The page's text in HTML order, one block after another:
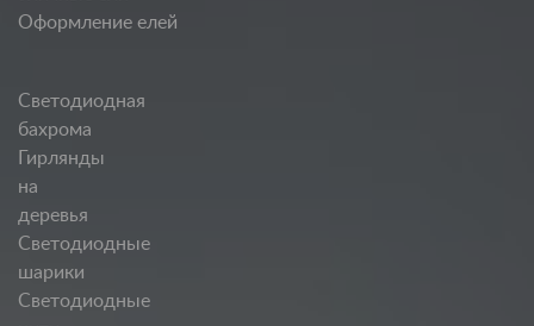
Оформление елей
Светодиодная
бахрома
Гирлянды
на
деревья
Светодиодные
шарики
Светодиодные